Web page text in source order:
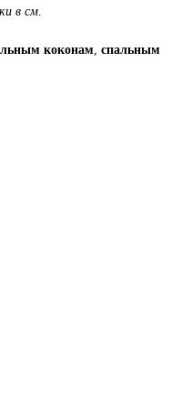
в см.
коконам, спальным